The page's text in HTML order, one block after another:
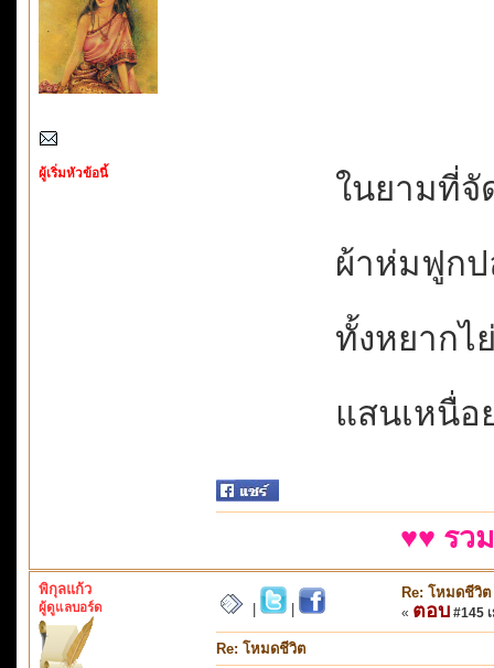
ผู้เริ่มหัวข้อนี้
ในยามที่จั
ผ้าห่มฟูก
ทั้งหยากไ
แสนเหนื่อ
♥♥ รว
พิกุลแก้ว
ผู้ดูแลบอร์ด
Re: โหมดชีวิต
« ตอบ #145
Re: โหมดชีวิต